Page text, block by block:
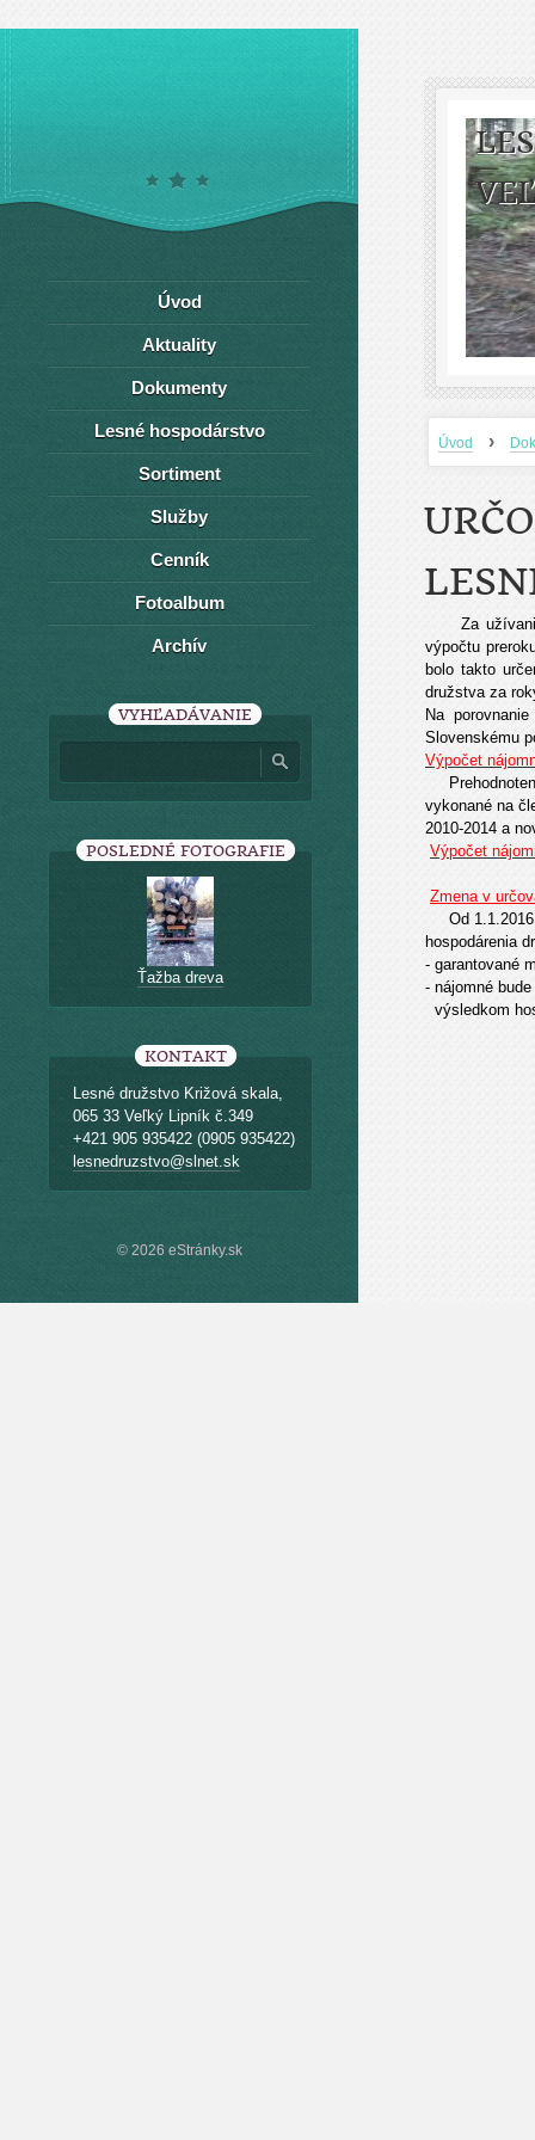
Úvod ›
Za užívanie
výpočtu
bolo takto
družstva za
Na
Slovenskému
Výpočet
vykonané na
2010-2014 a
Výpočet
Zmena v
Od 1.1.2016
hospodárenia
- garantované
- nájomné
výsledkom
Úvod
Aktuality
Dokumenty
Lesné hospodárstvo
Sortiment
Služby
Cenník
Fotoalbum
Archív
VYHĽADÁVANIE
POSLEDNÉ FOTOGRAFIE
Ťažba dreva
KONTAKT
Lesné družstvo Križová skala,
065 33 Veľký Lipník č.349
+421 905 935422 (0905 935422)
lesnedruzstvo@slnet.sk
© 2026 eStránky.sk